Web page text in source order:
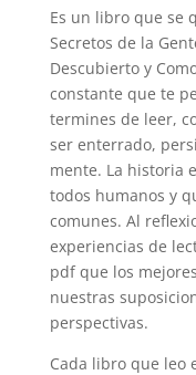
Es un libro que se
Secretos de la
Descubierto y
constante que te
termines de leer,
ser enterrado,
mente. La historia
todos humanos y
comunes. Al
experiencias de
pdf que los
nuestras
perspectivas.
Cada libro que leo